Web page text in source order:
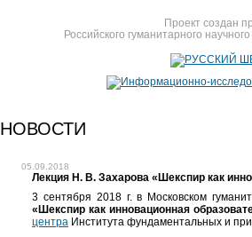
Проект создан
Российского гуманитарного
НОВОСТИ
05.09.2018
Лекция Н. В. Захарова «Шекспир как
3 сентября 2018 г. в Московском
«Шекспир как инновационная
центра Института фундаментальных и